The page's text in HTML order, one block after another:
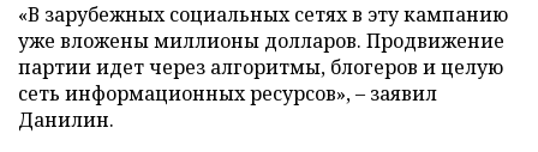
«В зарубежных социальных сетях в эту кампанию
уже вложены миллионы долларов. Продвижение
партии идет через алгоритмы, блогеров и целую
сеть информационных ресурсов», – заявил
Данилин.